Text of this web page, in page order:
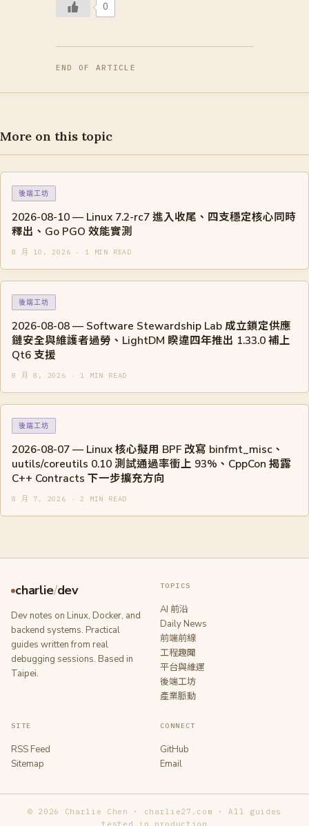
0
END OF ARTICLE
More on this topic
後端工坊
2026-08-10 — Linux 7.2-rc7 進入收尾、四支穩定核心同時
釋出、Go PGO 效能實測
8 月 10, 2026 · 1 MIN READ
後端工坊
2026-08-08 — Software Stewardship Lab 成立鎖定供應
鏈安全與維護者過勞、LightDM 睽違四年推出 1.33.0 補上
Qt6 支援
8 月 8, 2026 · 1 MIN READ
後端工坊
2026-08-07 — Linux 核心擬用 BPF 改寫 binfmt_misc、
uutils/coreutils 0.10 測試通過率衝上 93%、CppCon 揭露
C++ Contracts 下一步擴充方向
8 月 7, 2026 · 2 MIN READ
charlie/dev
Dev notes on Linux, Docker, and
backend systems. Practical
guides written from real
debugging sessions. Based in
Taipei.
TOPICS
AI 前沿
Daily News
前端前線
工程趣聞
平台與維運
後端工坊
產業脈動
SITE
RSS Feed
Sitemap
CONNECT
GitHub
Email
© 2026 Charlie Chen · charlie27.com · All guides
tested in production